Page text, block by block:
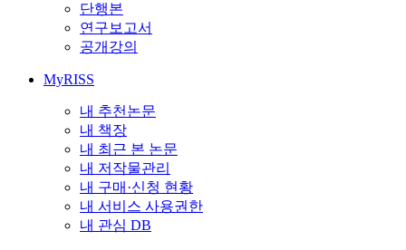
단행본
연구보고서
공개강의
MyRISS
내 추천논문
내 책장
내 최근 본 논문
내 저작물관리
내 구매·신청 현황
내 서비스 사용권한
내 관심 DB